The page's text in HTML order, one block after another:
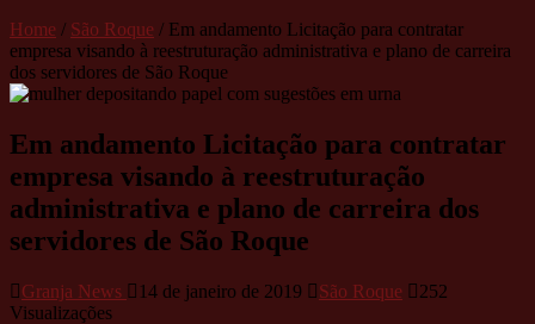
Home / São Roque / Em andamento Licitação para contratar
empresa visando à reestruturação administrativa e plano de carreira
dos servidores de São Roque
Em andamento Licitação para contratar
empresa visando à reestruturação
administrativa e plano de carreira dos
servidores de São Roque
Granja News 14 de janeiro de 2019 São Roque
252
Visualizações